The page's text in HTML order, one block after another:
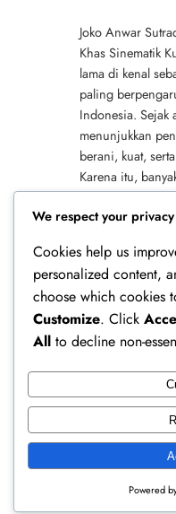
Joko Anwar
Khas Sinematik
lama di kenal
paling
Indonesia. Sejak
menunjukkan
berani, kuat,
Karena itu,
bahwa gaya
menghadirkan
Ferry Doedens |
Profile
Instagram
Facebook
X
We respect your privacy
Cookies help us
personalized content,
choose which cookies
Customize. Click
All to decline non-
Powered